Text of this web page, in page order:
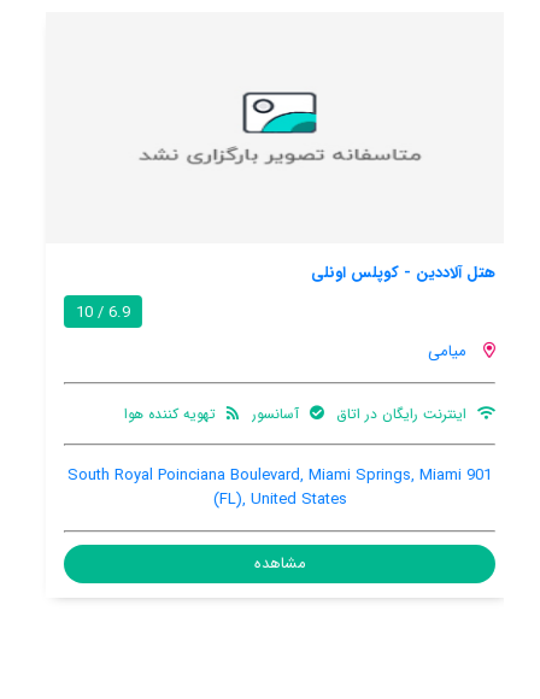
میامی سوئیتز دزین دیستریکت
8.5 / 10
میامی
بالکن باغ تهویه کننده هوا
601 NE 27th Street, Downtown Miami / City Center, Miami
(FL), United States, 33137
مشاهده